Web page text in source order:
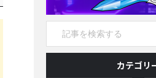
カテゴリ